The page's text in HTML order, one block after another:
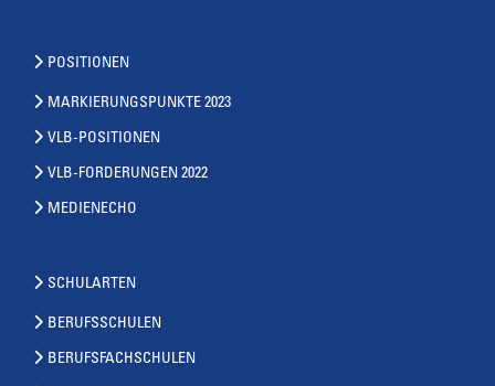
POSITIONEN
MARKIERUNGSPUNKTE 2023
VLB-POSITIONEN
VLB-FORDERUNGEN 2022
MEDIENECHO
SCHULARTEN
BERUFSSCHULEN
BERUFSFACHSCHULEN